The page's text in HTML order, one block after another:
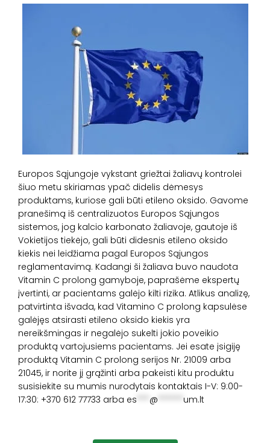
Europos Sąjungoje vykstant griežtai žaliavų kontrolei
šiuo metu skiriamas ypač didelis dėmesys
produktams, kuriose gali būti etileno oksido. Gavome
pranešimą iš centralizuotos Europos Sąjungos
sistemos, jog kalcio karbonato žaliavoje, gautoje iš
Vokietijos tiekėjo, gali būti didesnis etileno oksido
kiekis nei leidžiama pagal Europos Sąjungos
reglamentavimą. Kadangi ši žaliava buvo naudota
Vitamin C prolong gamyboje, paprašėme ekspertų
įvertinti, ar pacientams galėjo kilti rizika. Atlikus analizę,
patvirtinta išvada, kad Vitamino C prolong kapsulėse
galėjęs atsirasti etileno oksido kiekis yra
nereikšmingas ir negalėjo sukelti jokio poveikio
produktą vartojusiems pacientams. Jei esate įsigiję
produktą Vitamin C prolong serijos Nr. 21009 arba
21045, ir norite jį grąžinti arba pakeisti kitu produktu
susisiekite su mumis nurodytais kontaktais I-V: 9:00-
17:30: +370 612 77733 arba es @ um.lt